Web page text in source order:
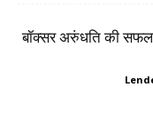
बॉक्सर अरुंधति की